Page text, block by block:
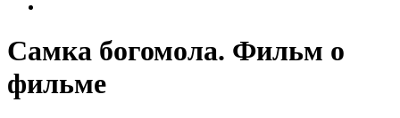
Самка богомола. Фильм о
фильме